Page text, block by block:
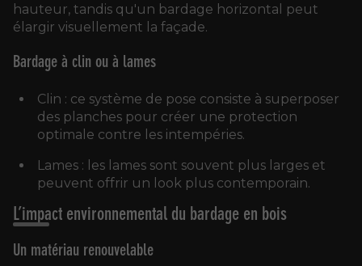
hauteur, tandis qu'un bardage horizontal peut
élargir visuellement la façade.
Bardage à clin ou à lames
Clin : ce système de pose consiste à superposer
des planches pour créer une protection
optimale contre les intempéries.
Lames : les lames sont souvent plus larges et
peuvent offrir un look plus contemporain.
L’impact environnemental du bardage en bois
Un matériau renouvelable